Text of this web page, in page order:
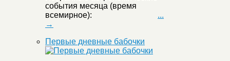
события месяца (время
всемирное): ...
→
Первые дневные бабочки